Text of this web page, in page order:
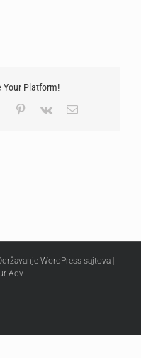
Your Platform!
Tumblr Pinterest
Vk Email
WordPress sajtova|
Adv